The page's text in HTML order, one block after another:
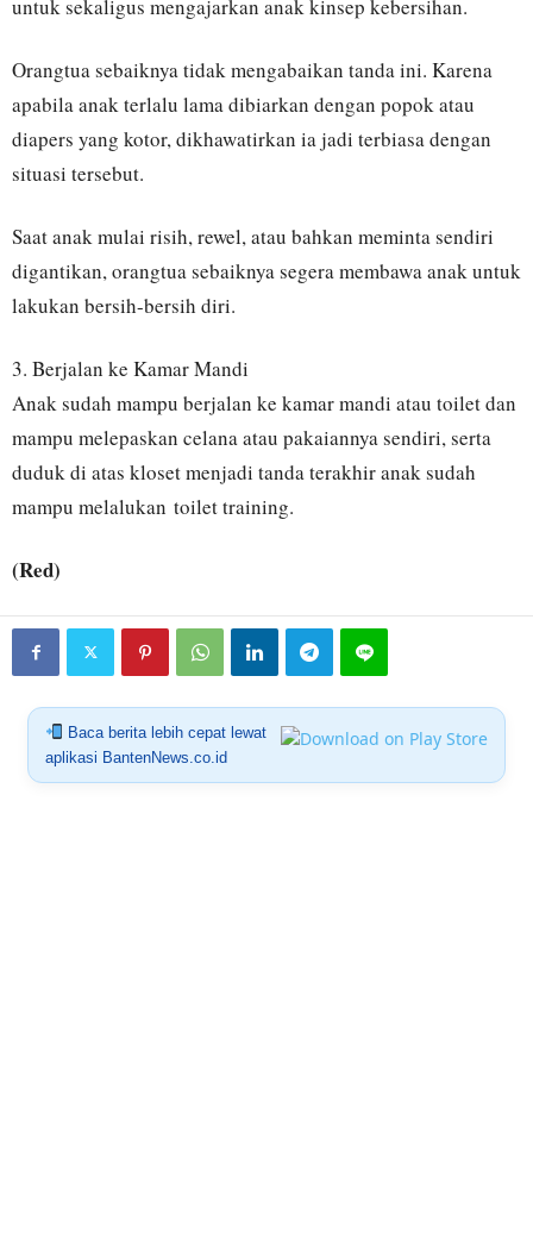
untuk sekaligus mengajarkan anak kinsep kebersihan.
Orangtua sebaiknya tidak mengabaikan tanda ini. Karena
apabila anak terlalu lama dibiarkan dengan popok atau
diapers yang kotor, dikhawatirkan ia jadi terbiasa dengan
situasi tersebut.
Saat anak mulai risih, rewel, atau bahkan meminta sendiri
digantikan, orangtua sebaiknya segera membawa anak untuk
lakukan bersih-bersih diri.
3. Berjalan ke Kamar Mandi
Anak sudah mampu berjalan ke kamar mandi atau toilet dan
mampu melepaskan celana atau pakaiannya sendiri, serta
duduk di atas kloset menjadi tanda terakhir anak sudah
mampu melalukan toilet training.
(Red)
Baca berita lebih cepat lewat
aplikasi BantenNews.co.id